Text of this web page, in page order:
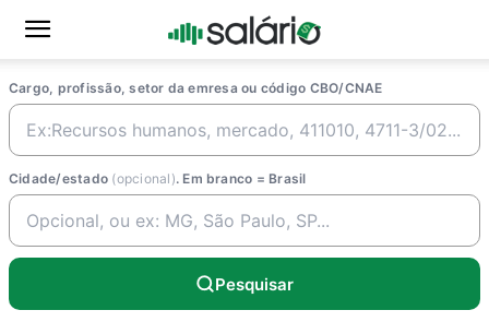
Cargo, profissão, setor da emresa ou código CBO/CNAE
Cidade/estado (opcional). Em branco = Brasil
Pesquisar